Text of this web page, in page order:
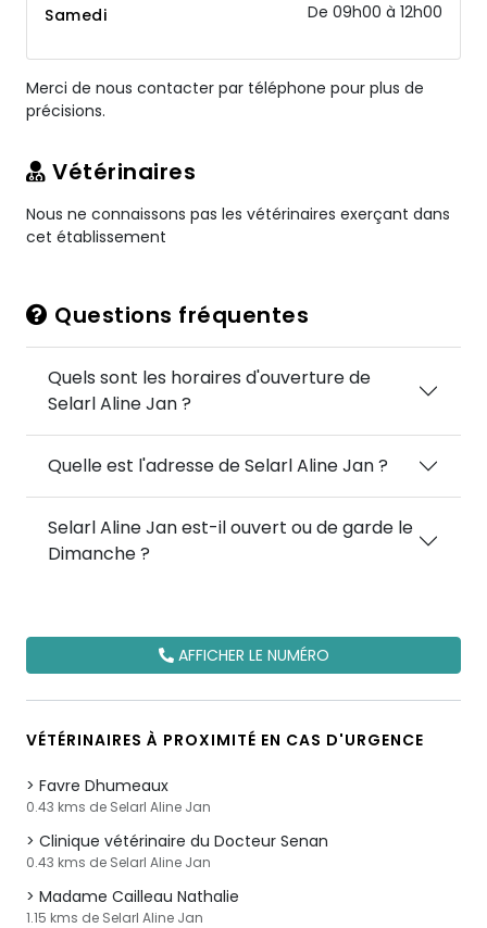
Samedi De 09h00 à 12h00
Merci de nous contacter par téléphone pour plus de
précisions.
Vétérinaires
Nous ne connaissons pas les vétérinaires exerçant dans
cet établissement
Questions fréquentes
Quels sont les horaires d'ouverture de
Selarl Aline Jan ?
Quelle est l'adresse de Selarl Aline Jan ?
Selarl Aline Jan est-il ouvert ou de garde le
Dimanche ?
AFFICHER LE NUMÉRO
VÉTÉRINAIRES À PROXIMITÉ EN CAS D'URGENCE
Favre Dhumeaux
0.43 kms de Selarl Aline Jan
Clinique vétérinaire du Docteur Senan
0.43 kms de Selarl Aline Jan
Madame Cailleau Nathalie
1.15 kms de Selarl Aline Jan